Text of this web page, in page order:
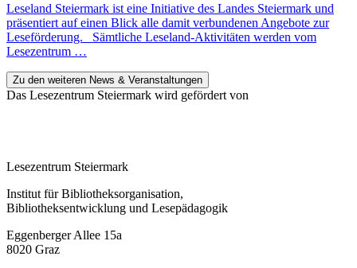
Leseland Steiermark ist eine Initiative des Landes Steiermark und
präsentiert auf einen Blick alle damit verbundenen Angebote zur
Leseförderung. Sämtliche Leseland-Aktivitäten werden vom
Lesezentrum …
Zu den weiteren News & Veranstaltungen
Das Lesezentrum Steiermark wird gefördert von
Lesezentrum Steiermark
Institut für Bibliotheksorganisation,
Bibliotheksentwicklung und Lesepädagogik
Eggenberger Allee 15a
8020 Graz